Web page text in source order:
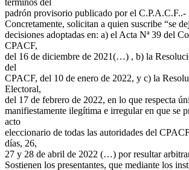
padrón provisorio publicado por el C.P.A.C.F..-
Concretamente, solicitan a quien suscribe “se
decisiones adoptadas en: a) el Acta Nª 39 del
CPACF,
del 16 de diciembre de 2021(…) , b) la
del
CPACF, del 10 de enero de 2022, y c) la
Electoral,
del 17 de febrero de 2022, en lo que respecta
manifiestamente ilegítima e irregular en que se
acto
eleccionario de todas las autoridades del
días, 26,
27 y 28 de abril de 2022 (…) por resultar
Sostienen los presentantes, que mediante los